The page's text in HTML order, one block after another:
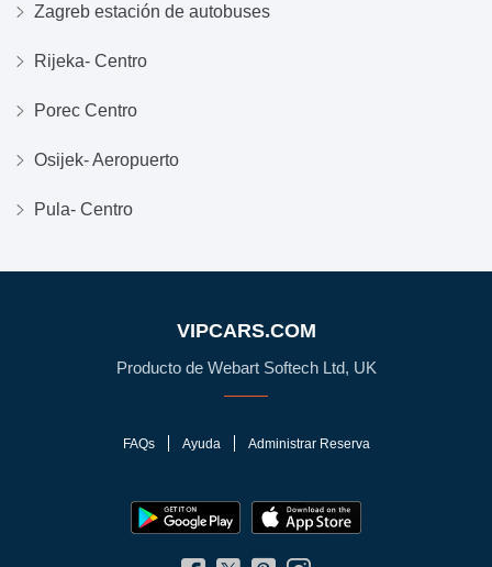
Zagreb estación de autobuses
Rijeka- Centro
Porec Centro
Osijek- Aeropuerto
Pula- Centro
VIPCARS.COM
Producto de Webart Softech Ltd, UK
FAQs Ayuda Administrar Reserva